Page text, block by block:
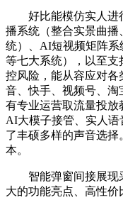
好比能模仿实人进
播系统（整合实景曲
统）、AI短视频矩阵
等七大系统），以至
控风险，能从容应对
音、快手、视频号、淘
有专业运营取流量投放
AI大模子接管、实人
了丰硕多样的声音选择
本。
智能弹窗间接展现
大的功能亮点、高性